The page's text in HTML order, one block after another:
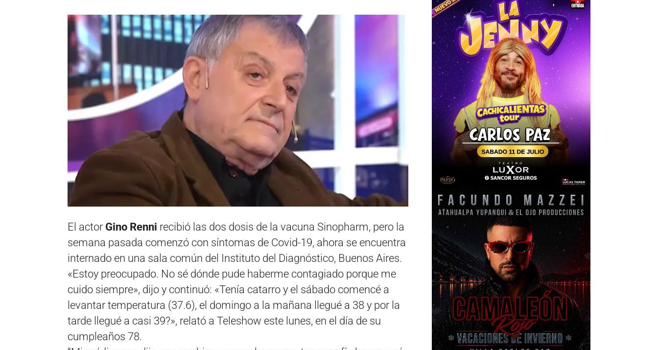
El actor Gino Renni recibió las dos dosis de la vacuna Sinopharm, pero la
semana pasada comenzó con síntomas de Covid-19, ahora se encuentra
internado en una sala común del Instituto del Diagnóstico, Buenos Aires.
«Estoy preocupado. No sé dónde pude haberme contagiado porque me
cuido siempre», dijo y continuó: «Tenía catarro y el sábado comencé a
levantar temperatura (37.6), el domingo a la mañana llegué a 38 y por la
tarde llegué a casi 39?», relató a Teleshow este lunes, en el día de su
cumpleaños 78.